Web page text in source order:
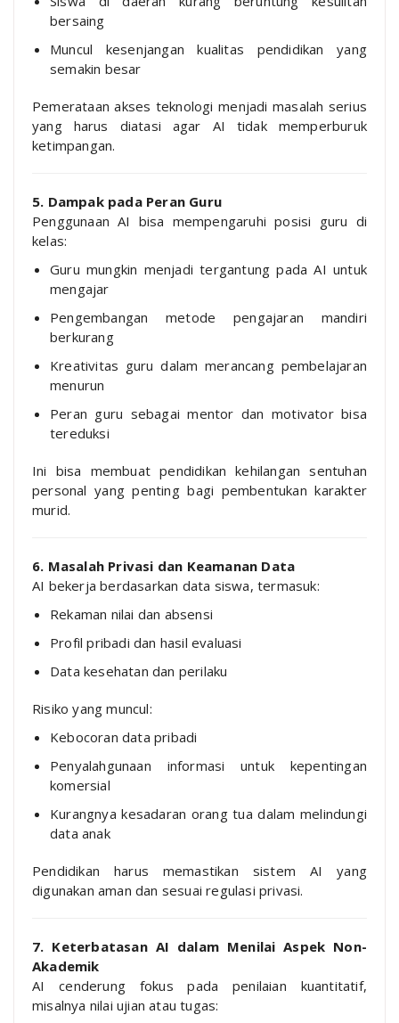
bersaing
Muncul kesenjangan kualitas pendidikan yang
semakin besar
Pemerataan akses teknologi menjadi masalah serius
yang harus diatasi agar AI tidak memperburuk
ketimpangan.
5. Dampak pada Peran Guru
Penggunaan AI bisa mempengaruhi posisi guru di
kelas:
Guru mungkin menjadi tergantung pada AI untuk
mengajar
Pengembangan metode pengajaran mandiri
berkurang
Kreativitas guru dalam merancang pembelajaran
menurun
Peran guru sebagai mentor dan motivator bisa
tereduksi
Ini bisa membuat pendidikan kehilangan sentuhan
personal yang penting bagi pembentukan karakter
murid.
6. Masalah Privasi dan Keamanan Data
AI bekerja berdasarkan data siswa, termasuk:
Rekaman nilai dan absensi
Profil pribadi dan hasil evaluasi
Data kesehatan dan perilaku
Risiko yang muncul:
Kebocoran data pribadi
Penyalahgunaan informasi untuk kepentingan
komersial
Kurangnya kesadaran orang tua dalam melindungi
data anak
Pendidikan harus memastikan sistem AI yang
digunakan aman dan sesuai regulasi privasi.
7. Keterbatasan AI dalam Menilai Aspek Non-
Akademik
AI cenderung fokus pada penilaian kuantitatif,
misalnya nilai ujian atau tugas: